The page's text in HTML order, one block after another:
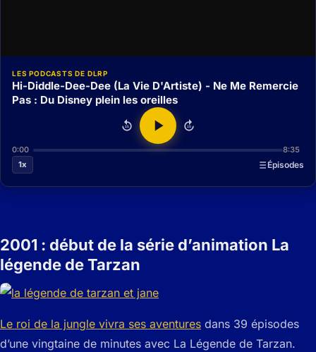
LES PODCASTS DE DLRP
Hi-Diddle-Dee-Dee (La Vie D'Artiste) - Ne Me Remercie
Pas : Du Disney plein les oreilles
15 15
0:00
8:35
1x
Épisodes
2001 : début de la série d’animation La
légende de Tarzan
Le roi de la jungle vivra ses aventures dans 39 épisodes
d’une vingtaine de minutes avec La Légende de Tarzan.